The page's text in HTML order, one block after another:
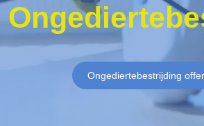
Ongediertebestrijding